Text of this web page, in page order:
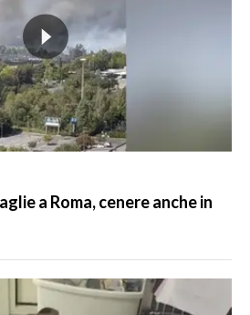
a Roma, cenere anche in